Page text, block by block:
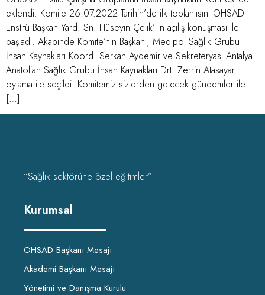
eklendi. Komite 26.07.2022 Tarihin’de ilk toplantısını OHSAD
Enstitü Başkan Yard. Sn. Hüseyin Çelik’ in açılış konuşması ile
başladı. Akabinde Komite’nin Başkanı, Medipol Sağlık Grubu
İnsan Kaynakları Koord. Serkan Aydemir ve Sekreteryası Antalya
Anatolian Sağlık Grubu İnsan Kaynakları Drt. Zerrin Atasayar
oylama ile seçildi. Komitemiz sizlerden gelecek gündemler ile
[…]
“Sağlık sektörüne özel eğitimler”
Kurumsal
OHSAD Başkanı Mesajı
Akademi Başkanı Mesajı
Yönetimi ve Danışma Kurulu